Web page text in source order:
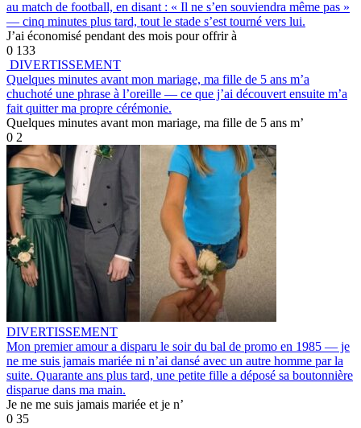
au match de football, en disant : « Il ne s’en souviendra même pas »
— cinq minutes plus tard, tout le stade s’est tourné vers lui.
J’ai économisé pendant des mois pour offrir à
0 133
DIVERTISSEMENT
Quelques minutes avant mon mariage, ma fille de 5 ans m’a
chuchoté une phrase à l’oreille — ce que j’ai découvert ensuite m’a
fait quitter ma propre cérémonie.
Quelques minutes avant mon mariage, ma fille de 5 ans m’
0 2
DIVERTISSEMENT
Mon premier amour a disparu le soir du bal de promo en 1985 — je
ne me suis jamais mariée ni n’ai dansé avec un autre homme par la
suite. Quarante ans plus tard, une petite fille a déposé sa boutonnière
disparue dans ma main.
Je ne me suis jamais mariée et je n’
0 35